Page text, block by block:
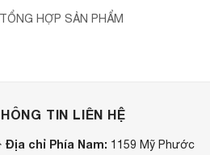
TỔNG HỢP SẢN PHẨM
TIN LIÊN HỆ
Địa chỉ Phía Nam: 1159 Mỹ Phước